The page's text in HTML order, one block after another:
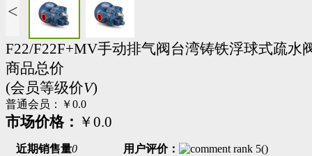
<
F22/F22F+MV手动排气阀台湾铸铁浮球式疏水
商品总价
(会员等级价V)
普通会员： ￥0.0
市场价格： ￥0.0
近期销售量0 用户评价： ()